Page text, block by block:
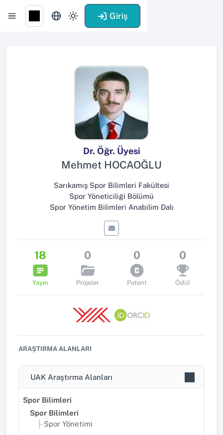
Giriş
Dr. Öğr. Üyesi
Mehmet HOCAOĞLU
Sarıkamış Spor Bilimleri Fakültesi
Spor Yöneticiliği Bölümü
Spor Yönetim Bilimleri Anabilim Dalı
18
Yayın
0
Projeler
0
Patent
0
Ödül
ARAŞTIRMA ALANLARI
UAK Araştırma Alanları
Spor Bilimleri
Spor Bilimleri
Spor Yönetimi